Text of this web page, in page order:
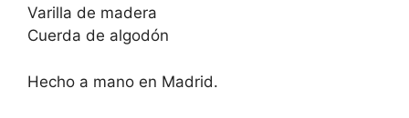
Varilla de madera
Cuerda de algodón
Hecho a mano en Madrid.